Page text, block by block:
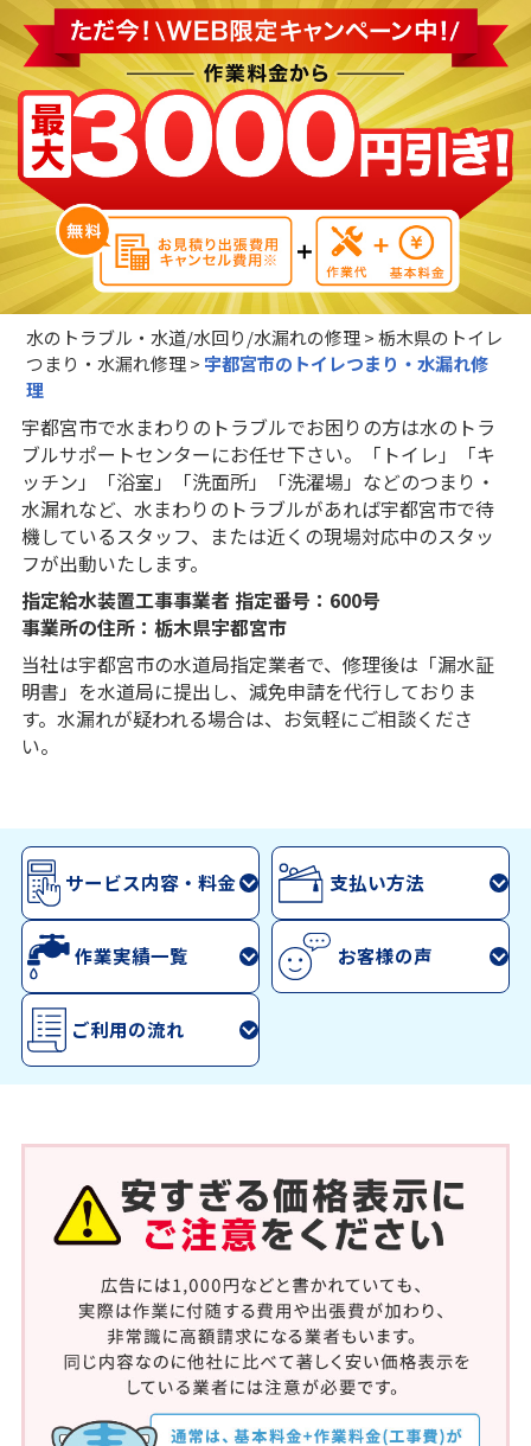
水のトラブル・水道/水回り/水漏れの修理>栃木県のトイレ
つまり・水漏れ修理> 宇都宮市のトイレつまり・水漏れ修
理
宇都宮市で水まわりのトラブルでお困りの方は水のトラ
ブルサポートセンターにお任せ下さい。「トイレ」「キ
ッチン」「浴室」「洗面所」「洗濯場」などのつまり・
水漏れなど、水まわりのトラブルがあれば宇都宮市で待
機しているスタッフ、または近くの現場対応中のスタッ
フが出動いたします。
指定給水装置工事事業者 指定番号：600号
事業所の住所：栃木県宇都宮市
当社は宇都宮市の水道局指定業者で、修理後は「漏水証
明書」を水道局に提出し、減免申請を代行しておりま
す。水漏れが疑われる場合は、お気軽にご相談くださ
い。
サービス内容・料金 支払い方法
作業実績一覧 お客様の声
ご利用の流れ